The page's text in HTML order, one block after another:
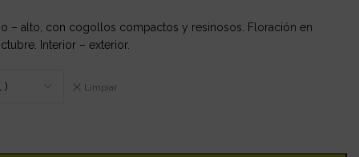
– alto, con cogollos compactos y resinosos. Floración en
Interior – exterior.
Limpiar